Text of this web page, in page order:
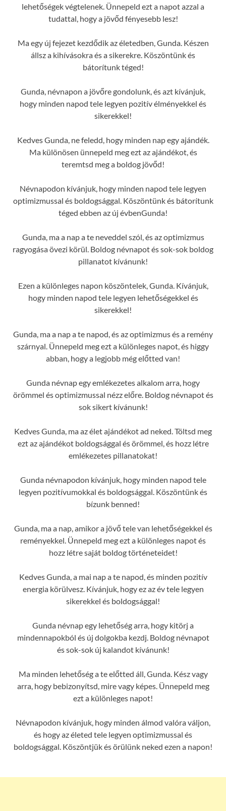
lehetőségek végtelenek. Ünnepeld ezt a napot azzal a
tudattal, hogy a jövőd fényesebb lesz!
Ma egy új fejezet kezdődik az életedben, Gunda. Készen
állsz a kihívásokra és a sikerekre. Köszöntünk és
bátorítunk téged!
Gunda, névnapon a jövőre gondolunk, és azt kívánjuk,
hogy minden napod tele legyen pozitív élményekkel és
sikerekkel!
Kedves Gunda, ne feledd, hogy minden nap egy ajándék.
Ma különösen ünnepeld meg ezt az ajándékot, és
teremtsd meg a boldog jövőd!
Névnapodon kívánjuk, hogy minden napod tele legyen
optimizmussal és boldogsággal. Köszöntünk és bátorítunk
téged ebben az új évbenGunda!
Gunda, ma a nap a te neveddel szól, és az optimizmus
ragyogása övezi körül. Boldog névnapot és sok-sok boldog
pillanatot kívánunk!
Ezen a különleges napon köszöntelek, Gunda. Kívánjuk,
hogy minden napod tele legyen lehetőségekkel és
sikerekkel!
Gunda, ma a nap a te napod, és az optimizmus és a remény
szárnyal. Ünnepeld meg ezt a különleges napot, és higgy
abban, hogy a legjobb még előtted van!
Gunda névnap egy emlékezetes alkalom arra, hogy
örömmel és optimizmussal nézz előre. Boldog névnapot és
sok sikert kívánunk!
Kedves Gunda, ma az élet ajándékot ad neked. Töltsd meg
ezt az ajándékot boldogsággal és örömmel, és hozz létre
emlékezetes pillanatokat!
Gunda névnapodon kívánjuk, hogy minden napod tele
legyen pozitívumokkal és boldogsággal. Köszöntünk és
bízunk benned!
Gunda, ma a nap, amikor a jövő tele van lehetőségekkel és
reményekkel. Ünnepeld meg ezt a különleges napot és
hozz létre saját boldog történeteidet!
Kedves Gunda, a mai nap a te napod, és minden pozitív
energia körülvesz. Kívánjuk, hogy ez az év tele legyen
sikerekkel és boldogsággal!
Gunda névnap egy lehetőség arra, hogy kitörj a
mindennapokból és új dolgokba kezdj. Boldog névnapot
és sok-sok új kalandot kívánunk!
Ma minden lehetőség a te előtted áll, Gunda. Kész vagy
arra, hogy bebizonyítsd, mire vagy képes. Ünnepeld meg
ezt a különleges napot!
Névnapodon kívánjuk, hogy minden álmod valóra váljon,
és hogy az életed tele legyen optimizmussal és
boldogsággal. Köszöntjük és örülünk neked ezen a napon!